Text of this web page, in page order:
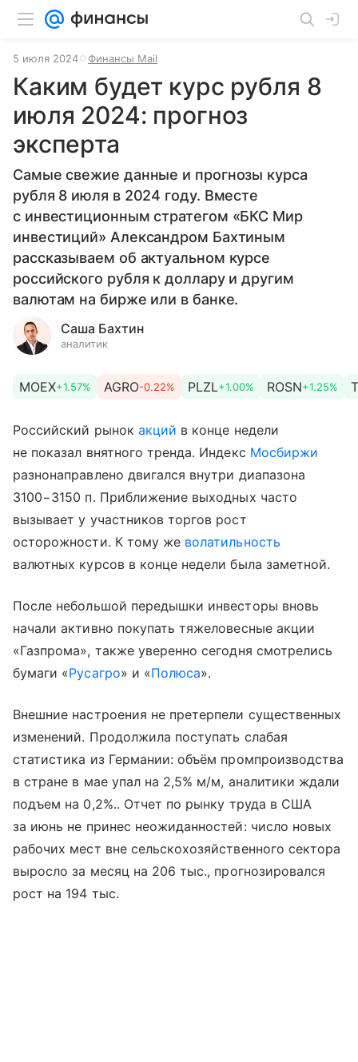
5 июля 2024 Финансы Mail
Каким будет курс рубля 8
июля 2024: прогноз
эксперта
Самые свежие данные и прогнозы курса
рубля 8 июля в 2024 году. Вместе
с инвестиционным стратегом «БКС Мир
инвестиций» Александром Бахтиным
рассказываем об актуальном курсе
российского рубля к доллару и другим
валютам на бирже или в банке.
Саша Бахтин
аналитик
MOEX+1.57% AGRO-0.22% PLZL+1.00% ROSN+1.25%
Российский рынок акций в конце недели
не показал внятного тренда. Индекс Мосбиржи
разнонаправлено двигался внутри диапазона
3100−3150 п. Приближение выходных часто
вызывает у участников торгов рост
осторожности. К тому же волатильность
валютных курсов в конце недели была заметной.
После небольшой передышки инвесторы вновь
начали активно покупать тяжеловесные акции
«Газпрома», также уверенно сегодня смотрелись
бумаги «Русагро» и «Полюса».
Внешние настроения не претерпели существенных
изменений. Продолжила поступать слабая
статистика из Германии: объём промпроизводства
в стране в мае упал на 2,5% м/м, аналитики ждали
подъем на 0,2%.. Отчет по рынку труда в США
за июнь не принес неожиданностей: число новых
рабочих мест вне сельскохозяйственного сектора
выросло за месяц на 206 тыс., прогнозировался
рост на 194 тыс.